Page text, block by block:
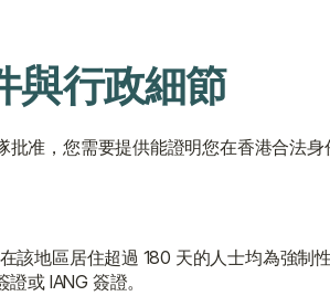
與行政細節
准，您需要提供能證明您在香港合法身
該地區居住超過 180 天的人士均為強制性
或 IANG 簽證。